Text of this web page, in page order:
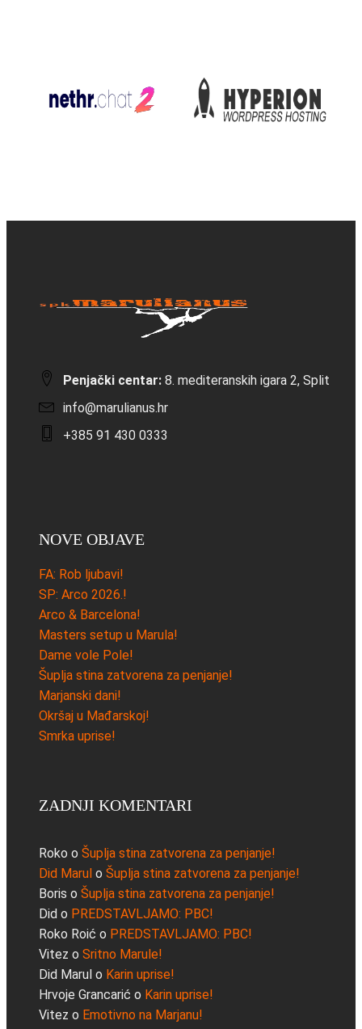
Penjački centar: 8. mediteranskih igara 2, Split
info@marulianus.hr
+385 91 430 0333
NOVE OBJAVE
FA: Rob ljubavi!
SP: Arco 2026.!
Arco & Barcelona!
Masters setup u Marula!
Dame vole Pole!
Šuplja stina zatvorena za penjanje!
Marjanski dani!
Okršaj u Mađarskoj!
Smrka uprise!
ZADNJI KOMENTARI
Roko o Šuplja stina zatvorena za penjanje!
Did Marul o Šuplja stina zatvorena za penjanje!
Boris o Šuplja stina zatvorena za penjanje!
Did o PREDSTAVLJAMO: PBC!
Roko Roić o PREDSTAVLJAMO: PBC!
Vitez o Sritno Marule!
Did Marul o Karin uprise!
Hrvoje Grancarić o Karin uprise!
Vitez o Emotivno na Marjanu!